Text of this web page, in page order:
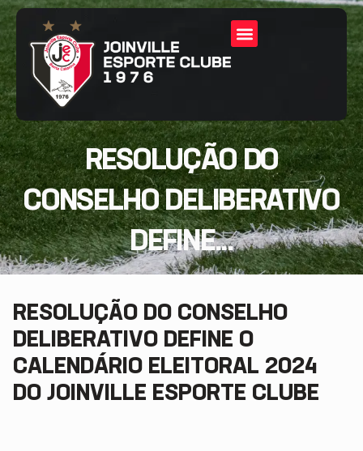
RESOLUÇÃO DO
CONSELHO DELIBERATIVO
DEFINE...
RESOLUÇÃO DO CONSELHO
DELIBERATIVO DEFINE O
CALENDÁRIO ELEITORAL 2024
DO JOINVILLE ESPORTE CLUBE